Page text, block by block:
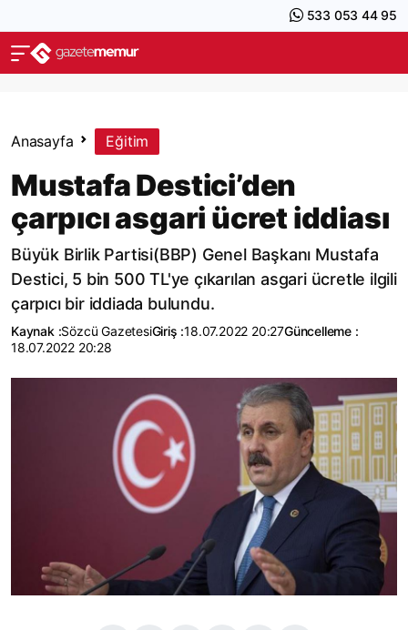
533 053 44 95
Anasayfa Eğitim
Mustafa Destici’den
çarpıcı asgari ücret iddiası
Büyük Birlik Partisi(BBP) Genel Başkanı Mustafa
Destici, 5 bin 500 TL'ye çıkarılan asgari ücretle ilgili
çarpıcı bir iddiada bulundu.
Kaynak :Sözcü GazetesiGiriş :18.07.2022 20:27Güncelleme :
18.07.2022 20:28